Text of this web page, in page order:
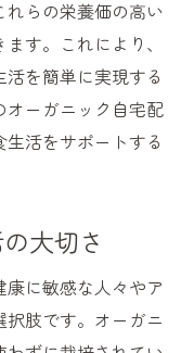
短を実現
ビスのプラン
ーガニック食材
利さ
るサービス
る食品選び
らの栄養価の高い
す。これにより、
を簡単に実現する
オーガニック自宅配
活をサポートする
大切さ
に敏感な人々やア
肢です。オーガニ